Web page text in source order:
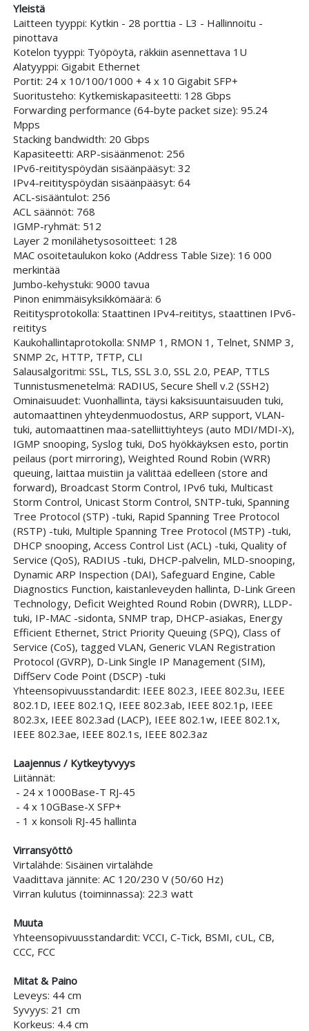
Yleistä
Laitteen tyyppi: Kytkin - 28 porttia - L3 - Hallinnoitu -
pinottava
Kotelon tyyppi: Työpöytä, räkkiin asennettava 1U
Alatyyppi: Gigabit Ethernet
Portit: 24 x 10/100/1000 + 4 x 10 Gigabit SFP+
Suoritusteho: Kytkemiskapasiteetti: 128 Gbps
Forwarding performance (64-byte packet size): 95.24
Mpps
Stacking bandwidth: 20 Gbps
Kapasiteetti: ARP-sisäänmenot: 256
IPv6-reitityspöydän sisäänpääsyt: 32
IPv4-reitityspöydän sisäänpääsyt: 64
ACL-sisääntulot: 256
ACL säännöt: 768
IGMP-ryhmät: 512
Layer 2 monilähetysosoitteet: 128
MAC osoitetaulukon koko (Address Table Size): 16 000
merkintää
Jumbo-kehystuki: 9000 tavua
Pinon enimmäisyksikkömäärä: 6
Reititysprotokolla: Staattinen IPv4-reititys, staattinen IPv6-
reititys
Kaukohallintaprotokolla: SNMP 1, RMON 1, Telnet, SNMP 3,
SNMP 2c, HTTP, TFTP, CLI
Salausalgoritmi: SSL, TLS, SSL 3.0, SSL 2.0, PEAP, TTLS
Tunnistusmenetelmä: RADIUS, Secure Shell v.2 (SSH2)
Ominaisuudet: Vuonhallinta, täysi kaksisuuntaisuuden tuki,
automaattinen yhteydenmuodostus, ARP support, VLAN-
tuki, automaattinen maa-satelliittiyhteys (auto MDI/MDI-X),
IGMP snooping, Syslog tuki, DoS hyökkäyksen esto, portin
peilaus (port mirroring), Weighted Round Robin (WRR)
queuing, laittaa muistiin ja välittää edelleen (store and
forward), Broadcast Storm Control, IPv6 tuki, Multicast
Storm Control, Unicast Storm Control, SNTP-tuki, Spanning
Tree Protocol (STP) -tuki, Rapid Spanning Tree Protocol
(RSTP) -tuki, Multiple Spanning Tree Protocol (MSTP) -tuki,
DHCP snooping, Access Control List (ACL) -tuki, Quality of
Service (QoS), RADIUS -tuki, DHCP-palvelin, MLD-snooping,
Dynamic ARP Inspection (DAI), Safeguard Engine, Cable
Diagnostics Function, kaistanleveyden hallinta, D-Link Green
Technology, Deficit Weighted Round Robin (DWRR), LLDP-
tuki, IP-MAC -sidonta, SNMP trap, DHCP-asiakas, Energy
Efficient Ethernet, Strict Priority Queuing (SPQ), Class of
Service (CoS), tagged VLAN, Generic VLAN Registration
Protocol (GVRP), D-Link Single IP Management (SIM),
DiffServ Code Point (DSCP) -tuki
Yhteensopivuusstandardit: IEEE 802.3, IEEE 802.3u, IEEE
802.1D, IEEE 802.1Q, IEEE 802.3ab, IEEE 802.1p, IEEE
802.3x, IEEE 802.3ad (LACP), IEEE 802.1w, IEEE 802.1x,
IEEE 802.3ae, IEEE 802.1s, IEEE 802.3az
Laajennus / Kytkeytyvyys
Liitännät:
- 24 x 1000Base-T RJ-45
- 4 x 10GBase-X SFP+
- 1 x konsoli RJ-45 hallinta
Virransyöttö
Virtalähde: Sisäinen virtalähde
Vaadittava jännite: AC 120/230 V (50/60 Hz)
Virran kulutus (toiminnassa): 22.3 watt
Muuta
Yhteensopivuusstandardit: VCCI, C-Tick, BSMI, cUL, CB,
CCC, FCC
Mitat & Paino
Leveys: 44 cm
Syvyys: 21 cm
Korkeus: 4.4 cm